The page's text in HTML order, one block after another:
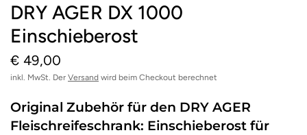
DRY AGER DX 1000
Einschieberost
€ 49,00
inkl. MwSt. Der Versand wird beim Checkout berechnet
Original Zubehör für den DRY AGER
Fleischreifeschrank: Einschieberost für